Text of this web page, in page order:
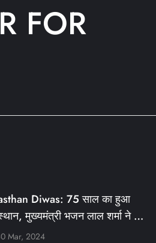
FOR
Diwas: 75 साल का हुआ
मुख्यमंत्री भजन लाल शर्मा ने दी
आज फ्री रहेंगी ये सेवाएं
Mar, 2024